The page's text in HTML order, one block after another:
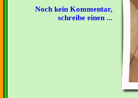
Noch kein Kommentar,
schreibe einen ...